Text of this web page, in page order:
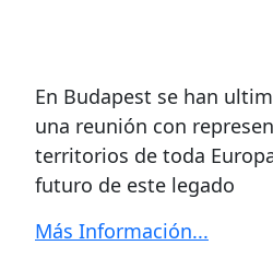
En Budapest se han
una reunión con
territorios de toda
futuro de este legado
Más Información...